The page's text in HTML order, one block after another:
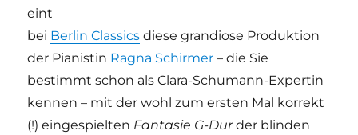
eint
bei Berlin Classics diese grandiose Produktion
der Pianistin Ragna Schirmer – die Sie
bestimmt schon als Clara-Schumann-Expertin
kennen – mit der wohl zum ersten Mal korrekt
(!) eingespielten Fantasie G-Durder blinden